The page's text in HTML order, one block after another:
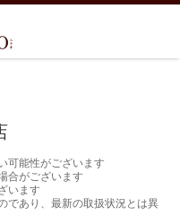
可能性がございます
合がございます
います
であり、最新の取扱状況とは異